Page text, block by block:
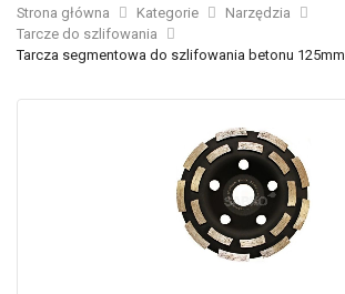
Strona główna Kategorie
Narzędzia
Tarcze do szlifowania
Tarcza segmentowa do szlifowania betonu 125mm
Nie pokazuj ponownie